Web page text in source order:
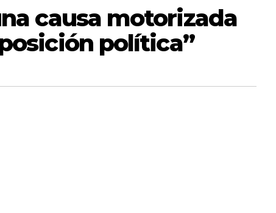
causa motorizada
política”